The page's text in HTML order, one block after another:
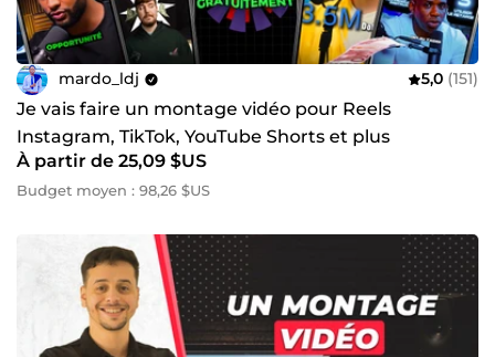
mardo_ldj 5,0 (151)
Je vais faire un montage vidéo pour Reels
Instagram, TikTok, YouTube Shorts et plus
À partir de 25,09 $US
Budget moyen : 98,26 $US